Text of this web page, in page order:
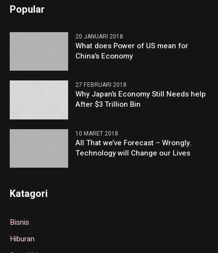
Popular
20 JANUARI 2018
What does Power of US mean for
China’s Economy
27 FEBRUARI 2018
Why Japan’s Economy Still Needs help
After $3 Trillion Bin
10 MARET 2018
All That we’ve Forecast – Wrongly.
Technology will Change our Lives
Katagori
Bisnis
Hiburan